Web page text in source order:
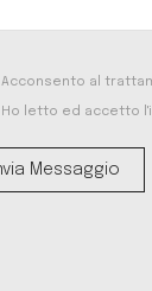
Acconsento al
Ho letto ed accetto